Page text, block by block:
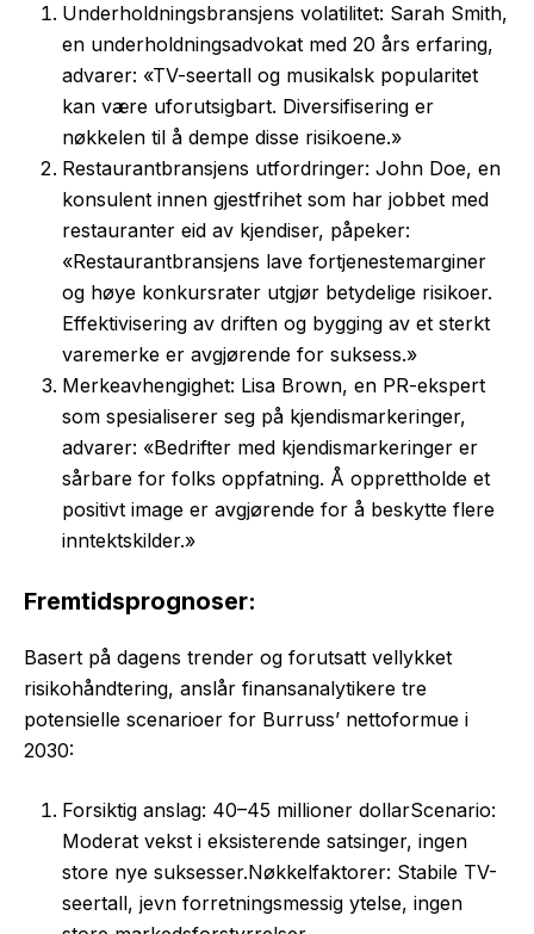
Underholdningsbransjens volatilitet: Sarah Smith,
en underholdningsadvokat med 20 års erfaring,
advarer: «TV-seertall og musikalsk popularitet
kan være uforutsigbart. Diversifisering er
nøkkelen til å dempe disse risikoene.»
Restaurantbransjens utfordringer: John Doe, en
konsulent innen gjestfrihet som har jobbet med
restauranter eid av kjendiser, påpeker:
«Restaurantbransjens lave fortjenestemarginer
og høye konkursrater utgjør betydelige risikoer.
Effektivisering av driften og bygging av et sterkt
varemerke er avgjørende for suksess.»
Merkeavhengighet: Lisa Brown, en PR-ekspert
som spesialiserer seg på kjendismarkeringer,
advarer: «Bedrifter med kjendismarkeringer er
sårbare for folks oppfatning. Å opprettholde et
positivt image er avgjørende for å beskytte flere
inntektskilder.»
Fremtidsprognoser:
Basert på dagens trender og forutsatt vellykket
risikohåndtering, anslår finansanalytikere tre
potensielle scenarioer for Burruss’ nettoformue i
2030:
Forsiktig anslag: 40–45 millioner dollarScenario:
Moderat vekst i eksisterende satsinger, ingen
store nye suksesser.Nøkkelfaktorer: Stabile TV-
seertall, jevn forretningsmessig ytelse, ingen